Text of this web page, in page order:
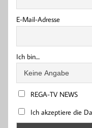
E-Mail-Adresse
Ich bin....
REGA-TV NEWS
Ich akzeptiere die